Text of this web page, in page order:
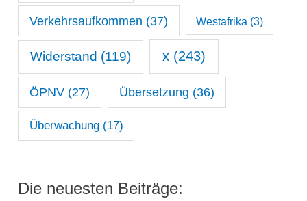
Verkehrsaufkommen (37) Westafrika (3)
Widerstand (119) x(243)
ÖPNV(27) Übersetzung (36)
Überwachung(17)
Die neuesten Beiträge: